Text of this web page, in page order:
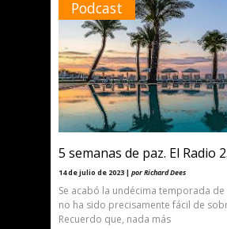
Podcast
5 semanas de paz. El Radio
14 de julio de 2023 | por Richard Dees
Se acabó la undécima temporada de
no ha sido precisamente fácil de
Recuerdo que, nada más